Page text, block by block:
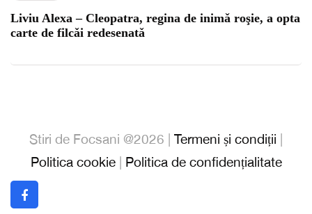
Liviu Alexa – Cleopatra, regina de inimǎ roşie, a opta
carte de filcǎi redesenatǎ
Stiri de Focsani @2026 | Termeni și condiții |
Politica cookie| Politica de confidențialitate